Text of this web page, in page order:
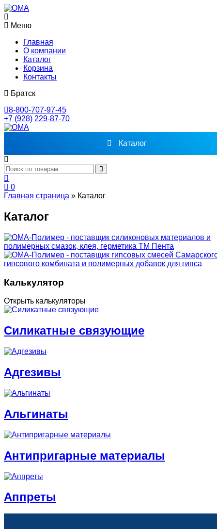
Меню
Главная
О компании
Каталог
Корзина
Контакты
Братск
8-800-707-97-45
+7 (928) 229-87-70
Каталог
0
Главная страница » Каталог
Каталог
Калькулятор
Открыть калькуляторы
Cиликатные связующие
Адгезивы
Альгинаты
Антипригарные материалы
Аппреты